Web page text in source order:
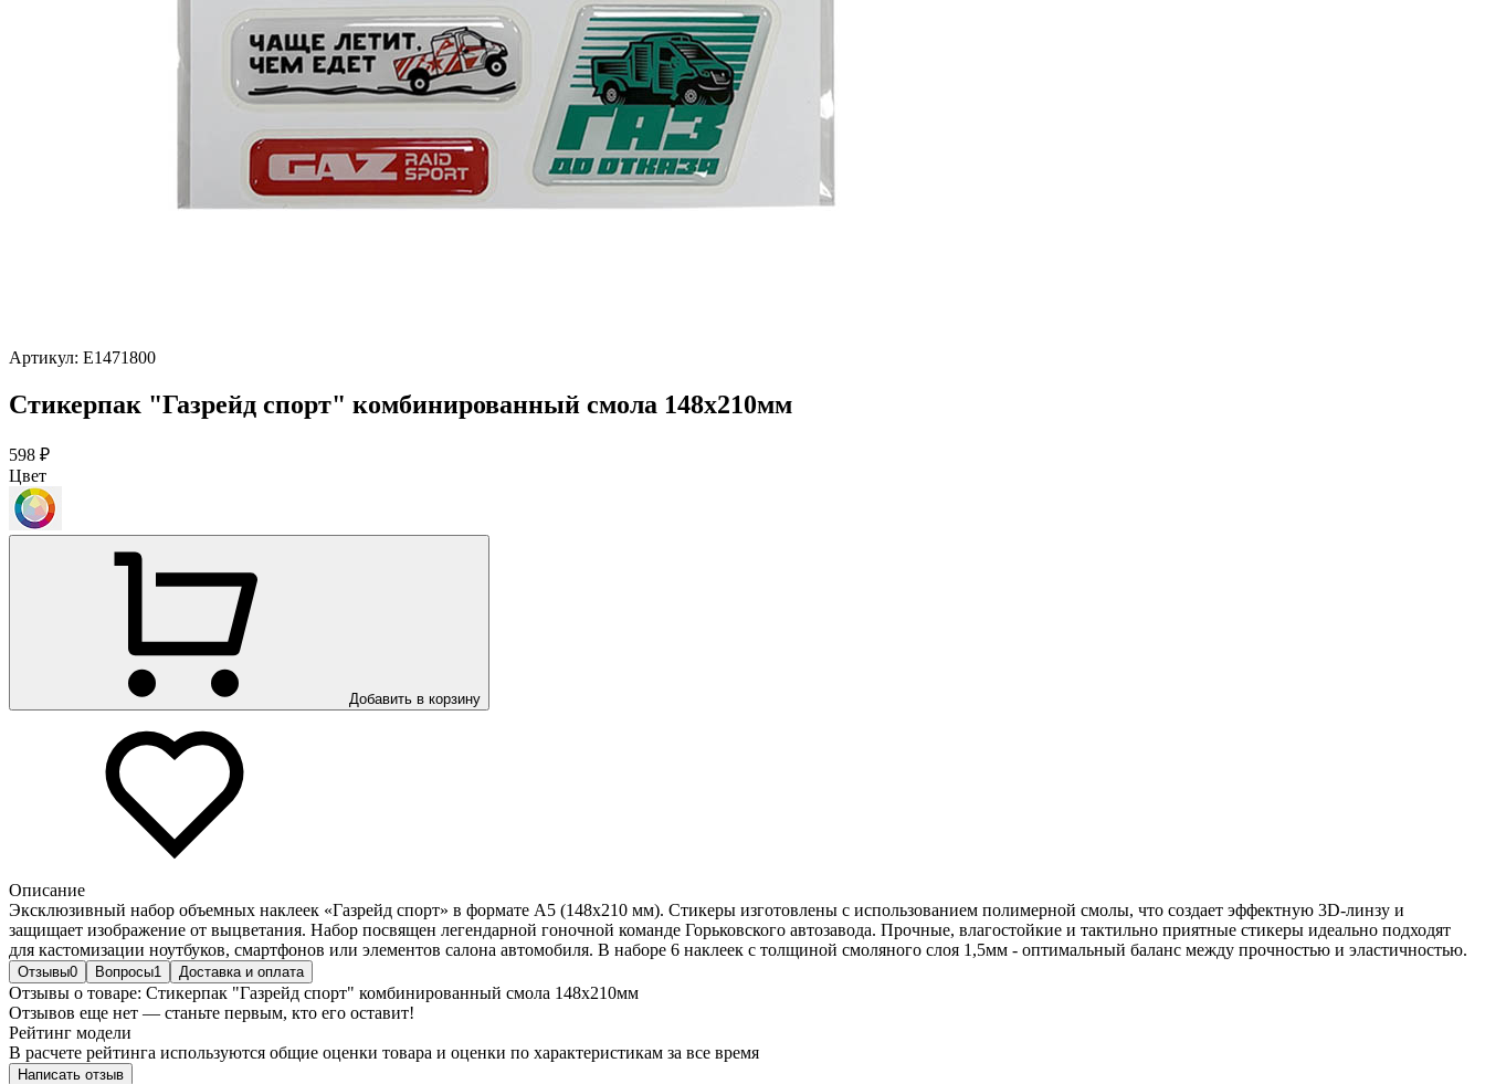
Артикул: Е1471800
Стикерпак "Газрейд спорт" комбинированный смола 148х210мм
598 ₽
Цвет
Добавить в корзину
Описание
Эксклюзивный набоp объемных наклеек «Газрейд спорт» в формате А5 (148х210 мм). Стикеры изготовлены с использованием полимерной смолы, что создает эффектную 3D-линзу и
защищает изображение от выцветания. Набор посвящен легендарной гоночной команде Горьковского автозавода. Прочные, влагостойкие и тактильно приятные стикеры идеально подходят
для кастомизации ноутбуков, смартфонов или элементов салона автомобиля. В наборе 6 наклеек с толщиной смоляного слоя 1,5мм - оптимальный баланс между прочностью и эластичностью.
Отзывы0 Вопросы1 Доставка и оплата
Отзывы о товаре: Стикерпак "Газрейд спорт" комбинированный смола 148х210мм
Отзывов еще нет — станьте первым, кто его оставит!
Рейтинг модели
В расчете рейтинга используются общие оценки товара и оценки по характеристикам за все время
Написать отзыв